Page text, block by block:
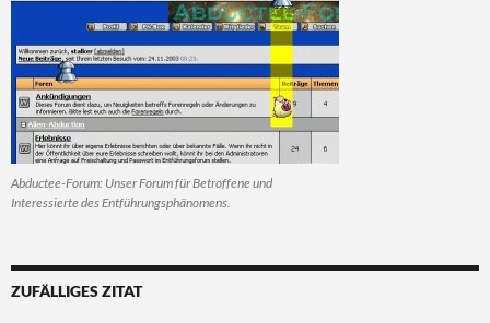
Abductee-Forum: Unser Forum für Betroffene und
Interessierte des Entführungsphänomens.
ZUFÄLLIGES ZITAT